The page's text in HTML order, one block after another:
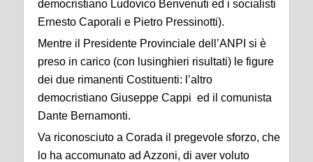
democristiano Ludovico Benvenuti ed i socialisti
Ernesto Caporali e Pietro Pressinotti).
Mentre il Presidente Provinciale dell’ANPI si è
preso in carico (con lusinghieri risultati) le figure
dei due rimanenti Costituenti: l’altro
democristiano Giuseppe Cappi ed il comunista
Dante Bernamonti.
Va riconosciuto a Corada il pregevole sforzo, che
lo ha accomunato ad Azzoni, di aver voluto